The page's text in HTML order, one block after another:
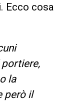
Ecco cosa
la
però il